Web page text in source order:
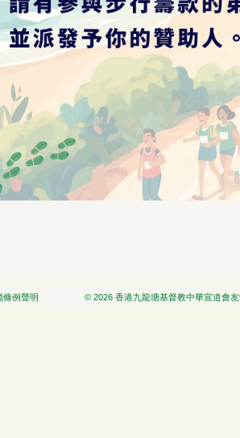
條例聲明 © 2026 香港九龍塘基督教中華宣道會友愛